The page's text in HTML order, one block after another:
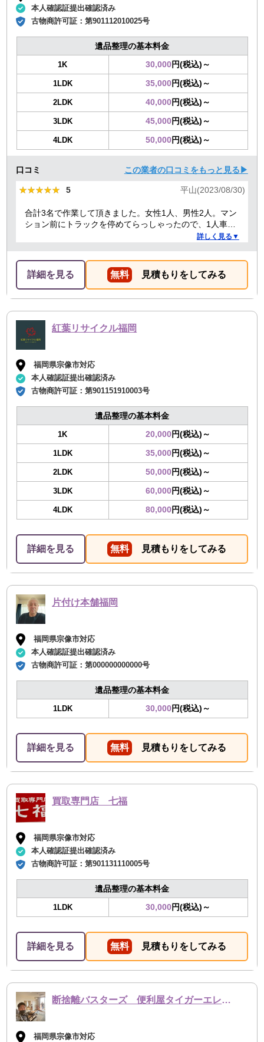
本人確認証提出確認済み
古物商許可証：第901112010025号
遺品整理の基本料金
1K 30,000円(税込)～
1LDK 35,000円(税込)～
2LDK 40,000円(税込)～
3LDK 45,000円(税込)～
4LDK 50,000円(税込)～
口コミ この業者の口コミをもっと見る▶
★★★★★
★★★★★ 5 平山(2023/08/30)
合計3名で作業して頂きました。女性1人、男性2人。マン
ション前にトラックを停めてらっしゃったので、1人車内
で待機する必要があったからか、女性の方は最初と最後
30分かかったかな？っていうぐらい早かったです！ 部屋
もスッキリしたし、助かりました。
詳しく見る▼
詳細を見る 無料 見積もりをしてみる
紅葉リサイクル福岡
福岡県宗像市対応
本人確認証提出確認済み
古物商許可証：第901151910003号
遺品整理の基本料金
1K 20,000円(税込)～
1LDK 35,000円(税込)～
2LDK 50,000円(税込)～
3LDK 60,000円(税込)～
4LDK 80,000円(税込)～
詳細を見る 無料 見積もりをしてみる
片付け本舗福岡
福岡県宗像市対応
本人確認証提出確認済み
古物商許可証：第000000000000号
遺品整理の基本料金
1LDK 30,000円(税込)～
詳細を見る 無料 見積もりをしてみる
買取専門店 七福
福岡県宗像市対応
本人確認証提出確認済み
古物商許可証：第901131110005号
遺品整理の基本料金
1LDK 30,000円(税込)～
詳細を見る 無料 見積もりをしてみる
断捨離バスターズ 便利屋タイガーエレファント
福岡県宗像市対応